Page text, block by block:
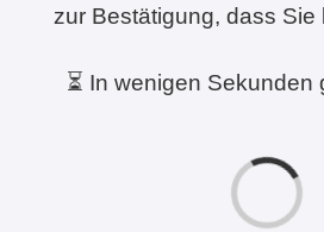
zur Bestätigung, dass Sie
⏳ In wenigen Sekunden